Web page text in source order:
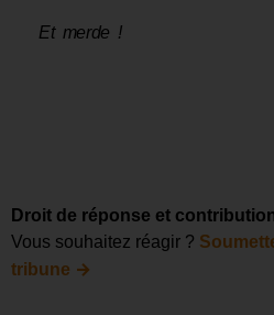
Et merde !
Droit de réponse et
Vous souhaitez réagir ?
tribune →